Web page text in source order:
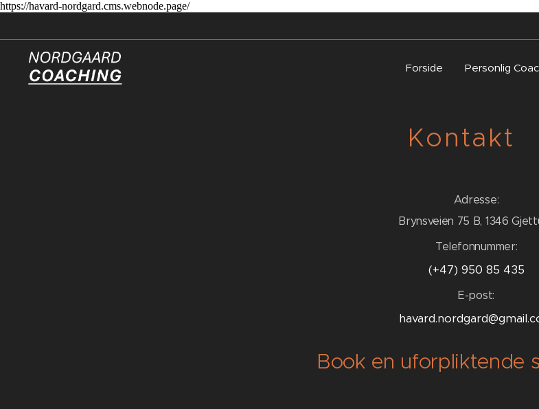
https://havard-nordgard.cms.webnode.page/
Forside Personlig
Kontakt
Adresse:
Brynsveien 75 B, 1346
Telefonnummer:
(+47) 950 85 435
E-post:
Book en uforpliktende